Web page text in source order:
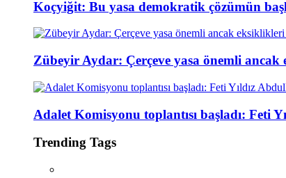
Koçyiğit: Bu yasa demokratik çözümün
Zübeyir Aydar: Çerçeve yasa önemli
Adalet Komisyonu toplantısı başladı: Feti
Trending Tags